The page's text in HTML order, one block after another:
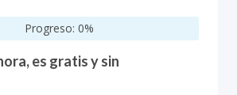
Progreso: 0%
es gratis y sin